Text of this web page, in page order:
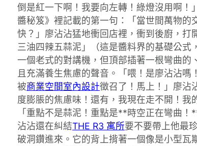
倒是紅一下啊！我要向左轉！綠燈沒用啊
醬秘笈》裡記載的第一句：「當世間萬物
快？」廖沾沾猛地衝回店裡，衝到後廚，
三油四辣五蒜泥」（這是醬料界的基礎公
一個老式的對講機，但頂部插著一根彎曲
且充滿養生焦慮的聲音。「喂！是廖沾沾
被商業空間室內設計徵召了！馬上！」廖沾
度膨脹的焦慮味！還有，我現在走不開！
「重點不是蒜泥！重點是**時空正在彎曲！
沾沾還在糾結THE R3 寓所要不要帶上他最
破洞鑽進來。它的背上揹著一個像是小型